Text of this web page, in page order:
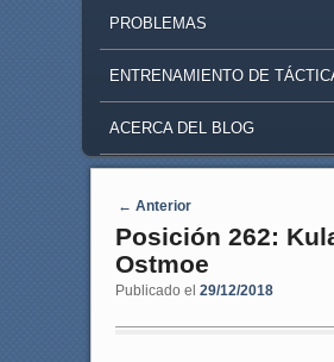
PROBLEMAS
ENTRENAMIENTO DE
ACERCA DEL BLOG
Navegaci�n de entradas
← Anterior
Posición 262:
Ostmoe
Publicado el 29/12/2018